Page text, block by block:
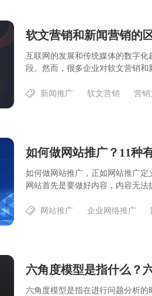
互联网的发展和传统媒体的数字
段。然而，很多企业对软文营销
新闻推广 软文营销 营销
如何做网站推广？11种
如何做网站推广，正如网站推广定
网站首先是要做好内容，内容无
网站推广 企业网络推广
六角度模型是指什么？
六角度模型是指在进行问题分析